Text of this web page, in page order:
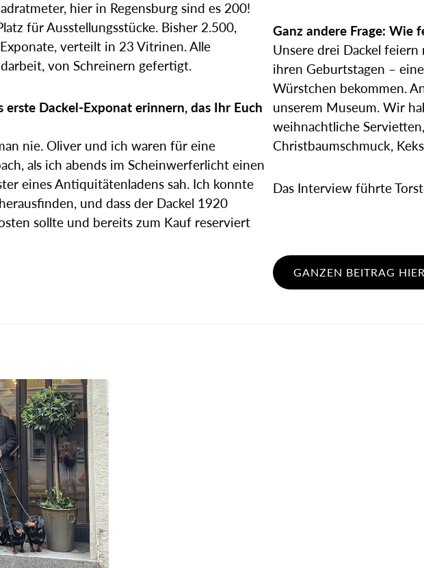
hier in Regensburg sind es 200!
für Ausstellungsstücke. Bisher 2.500,
verteilt in 23 Vitrinen. Alle
von Schreinern gefertigt.
Dackel-Exponat erinnern, das Ihr Euch
nie. Oliver und ich waren für eine
als ich abends im Scheinwerferlicht einen
eines Antiquitätenladens sah. Ich konnte
und dass der Dackel 1920
sollte und bereits zum Kauf reserviert
Ganz andere Frage: Wie
Unsere drei Dackel
ihren Geburtstagen –
Würstchen bekommen.
unserem Museum. Wir
weihnachtliche
Christbaumschmuck,
Das Interview führte
GANZEN BEITRAG